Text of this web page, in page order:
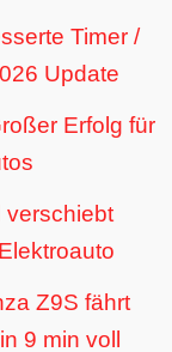
Timer /
Update
Erfolg für
verschiebt
Z9S fährt
9 min voll